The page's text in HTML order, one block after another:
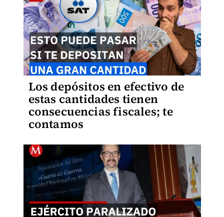
Los depósitos en efectivo de
estas cantidades tienen
consecuencias fiscales; te
contamos